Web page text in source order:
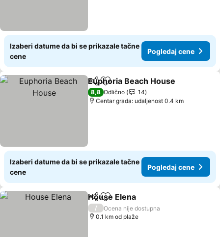
Izaberi datume da bi se prikazale tačne
cene
Pogledaj cene
Deli Dodati u favorite
Euphoria Beach House
8,8 Odlično
14
Centar grada: udaljenost 0.4 km
Izaberi datume da bi se prikazale tačne
cene
Pogledaj cene
Deli Dodati u favorite
House Elena
/
Ocena nije dostupna
0.1 km od plaže